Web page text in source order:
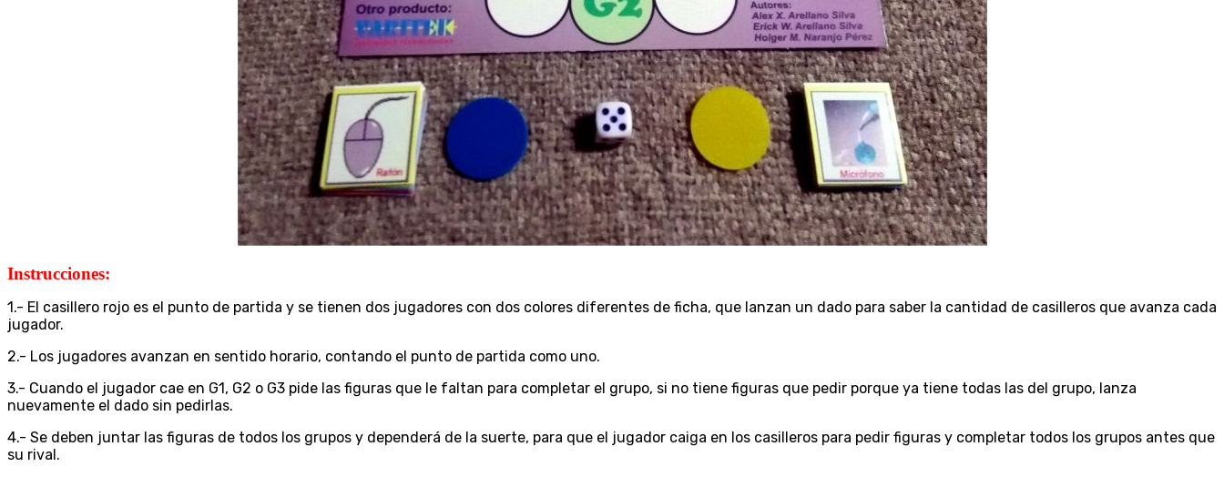
Instrucciones:
1.- El casillero rojo es el punto de partida y se tienen dos jugadores con dos colores diferentes de ficha, que lanzan un dado para saber la cantidad de casilleros que avanza cada
jugador.
2.- Los jugadores avanzan en sentido horario, contando el punto de partida como uno.
3.- Cuando el jugador cae en G1, G2 o G3 pide las figuras que le faltan para completar el grupo, si no tiene figuras que pedir porque ya tiene todas las del grupo, lanza
nuevamente el dado sin pedirlas.
4.- Se deben juntar las figuras de todos los grupos y dependerá de la suerte, para que el jugador caiga en los casilleros para pedir figuras y completar todos los grupos antes que
su rival.